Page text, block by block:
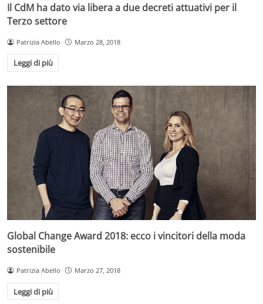
Il CdM ha dato via libera a due decreti attuativi per il
Terzo settore
Patrizia Abello Marzo 28, 2018
Leggi di più
Global Change Award 2018: ecco i vincitori della moda
sostenibile
Patrizia Abello Marzo 27, 2018
Leggi di più